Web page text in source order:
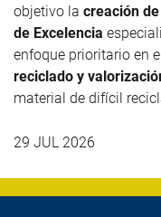
objetivo la creación
de Excelencia
enfoque prioritario en el
reciclado y
material de difícil
29 JUL 2026